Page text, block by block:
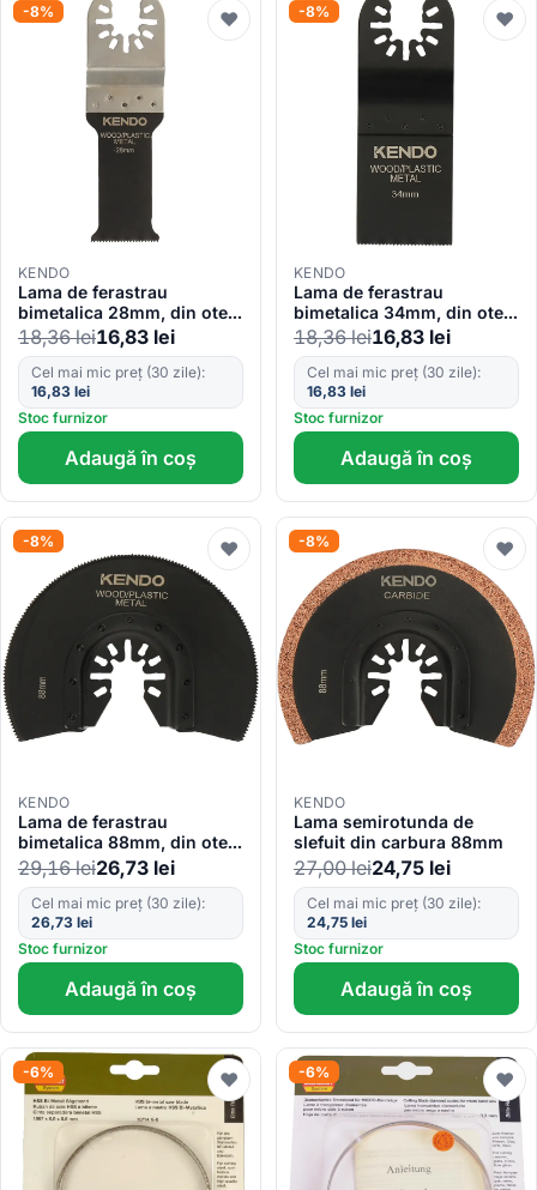
-8% ♥
KENDO
Lama de ferastrau
bimetalica 28mm, din otel
inoxidabil
18,36lei16,83 lei
Cel mai mic preț (30 zile):
16,83 lei
Stoc furnizor
Adaugă în coș
-8% ♥
KENDO
Lama de ferastrau
bimetalica 34mm, din otel
inoxidabil
18,36lei16,83 lei
Cel mai mic preț (30 zile):
16,83 lei
Stoc furnizor
Adaugă în coș
-8% ♥
KENDO
Lama de ferastrau
bimetalica 88mm, din otel
inoxidabil
29,16lei26,73 lei
Cel mai mic preț (30 zile):
26,73 lei
Stoc furnizor
Adaugă în coș
-8% ♥
KENDO
Lama semirotunda de
slefuit din carbura 88mm
27,00lei24,75 lei
Cel mai mic preț (30 zile):
24,75 lei
Stoc furnizor
Adaugă în coș
-6% ♥ -6% ♥